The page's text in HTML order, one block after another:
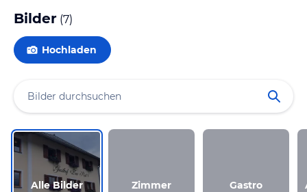
Bilder (7)
Hochladen
Alle Bilder Zimmer Gastro